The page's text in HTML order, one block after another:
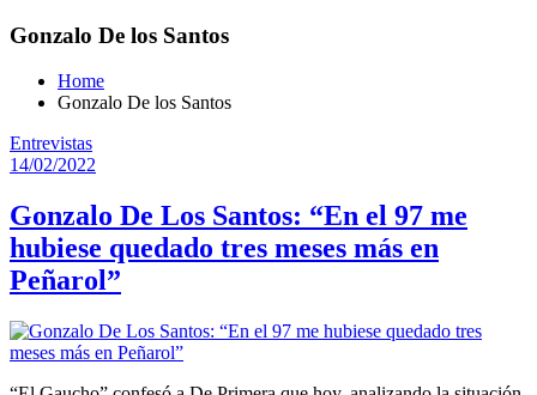
Gonzalo De los Santos
Home
Gonzalo De los Santos
Entrevistas
14/02/2022
Gonzalo De Los Santos: “En el 97 me
hubiese quedado tres meses más en
Peñarol”